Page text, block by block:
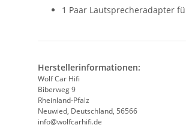
1 Paar Lautsprecheradapter
Herstellerinformationen:
Wolf Car Hifi
Biberweg 9
Rheinland-Pfalz
Neuwied, Deutschland, 56566
info@wolfcarhifi.de